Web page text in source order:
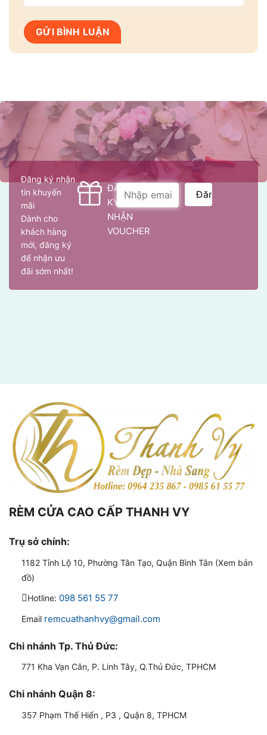
Đăng ký nhận
tin khuyến
mãi
Dành cho
khách hàng
mới, đăng ký
để nhận ưu
đãi sớm nhất!
ĐĂNG
KÝ
NHẬN
VOUCHER
RÈM CỬA CAO CẤP THANH VY
Trụ sở chính:
1182 Tỉnh Lộ 10, Phường Tân Tạo, Quận Bình Tân (Xem bản
đồ)
Hotline: 098 561 55 77
Email remcuathanhvy@gmail.com
Chi nhánh Tp. Thủ Đức:
771 Kha Vạn Cân, P. Linh Tây, Q.Thủ Đức, TPHCM
Chi nhánh Quận 8:
357 Phạm Thế Hiển , P3 , Quận 8, TPHCM